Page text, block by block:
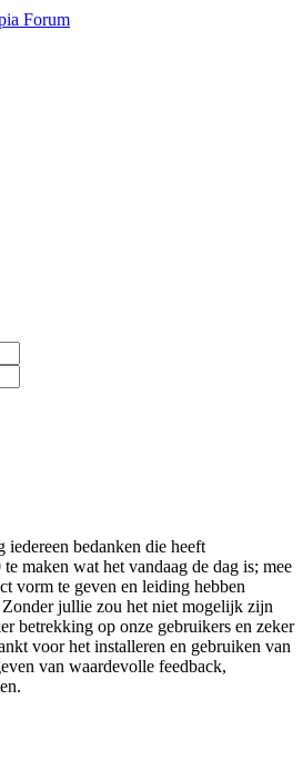
Forum
bedanken die heeft
maken wat het vandaag de dag is; mee
vorm te geven en leiding hebben
jullie zou het niet mogelijk zijn
betrekking op onze gebruikers en zeker
voor het installeren en gebruiken van
van waardevolle feedback,